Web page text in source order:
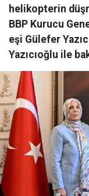
helikopterin
BBP Kurucu
eşi Gülefer
Yazıcıoğlu ile